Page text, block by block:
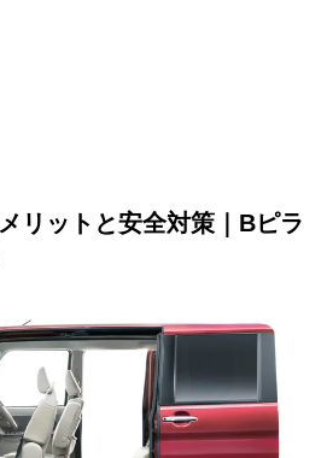
リットと安全対策｜Bピラ